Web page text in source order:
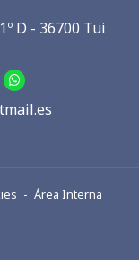
D - 36700 Tui
- Área Interna